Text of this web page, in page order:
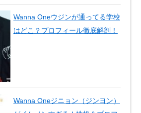
Wanna Oneウジンが通ってる学校
はどこ？プロフィール徹底解剖！
Wanna Oneジニョン（ジンヨン）